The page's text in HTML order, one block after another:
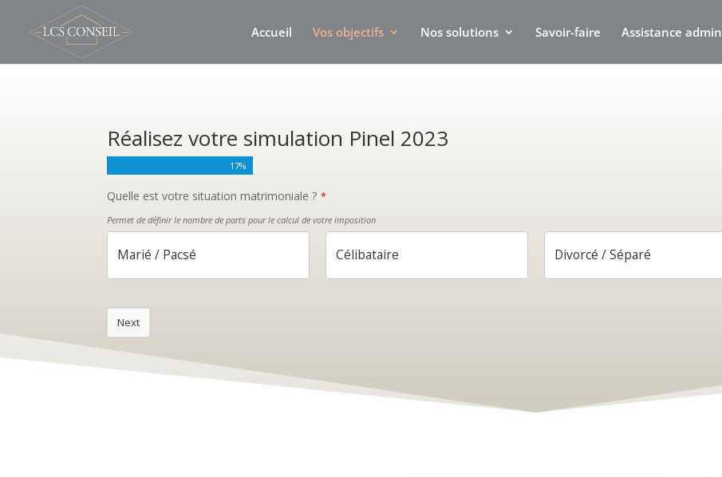
Accueil Vos objectifs Nos solutions Savoir-faire Assistance
Réalisez votre simulation Pinel 2023
17%
Quelle est votre situation matrimoniale ? *
Permet de définir le nombre de parts pour le calcul de votre imposition
Marié / Pacsé Célibataire Divorcé / Séparé
Next